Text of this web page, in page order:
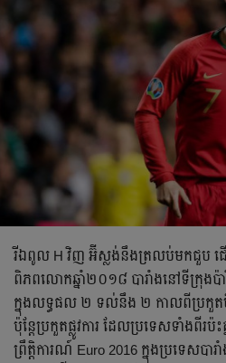
រីឯ​ពូល​ H វិញ អ៊ីស្លង់​នឹង​ត្រលប់​មក​ជួប​ ជ
ពិភពលោក​ឆ្នាំ​២០១៨ បារាំង​នៅ​ទីក្រុង​ប៉
ក្នុង​លទ្ធផល ២ ទល់​នឹង​ ២​ កាល​ពី​ប្រកួត​មិ
ប៉ុន្តែ​ប្រកួត​ផ្លូវការ​ ដែល​ប្រទេស​ទាំង​ពីរ​ប៉
ព្រឹត្តិការណ៍ Euro 2016 ក្នុង​ប្រទេស​បា